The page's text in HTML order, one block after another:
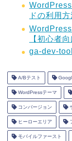
ドの利用
【初心者
ga-dev-
A/Bテスト
WordPressテーマ
コンバージョン
ヒーローエリア
モバイルファースト